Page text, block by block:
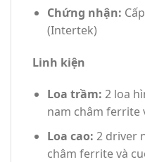
Chứng nhận:
(Intertek)
Linh kiện
Loa trầm: 2 loa
nam châm ferrite
Loa cao: 2 driver
châm ferrite và